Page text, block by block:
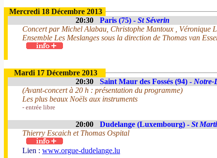
Mercredi 18 Décembre 2013
20:30
Paris (75) - St Séverin
Concert par Michel Alabau, Christophe Mantoux , Véronique
Ensemble Les Meslanges sous la direction de Thomas van
Mardi 17 Décembre 2013
20:30
Saint Maur des Fossés (94) - Notre-
(Avant-concert à 20 h : présentation du programme)
Les plus beaux Noëls aux instruments
- entrée libre
20:00 Dudelange (Luxembourg) - St
Thierry Escaich et Thomas Ospital
Lien : www.orgue-dudelange.lu